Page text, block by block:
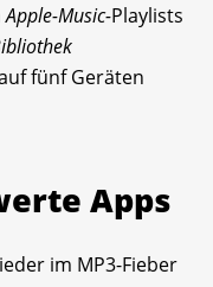
Apple-Music-Playlists
fünf Geräten
Apps
im MP3-Fieber